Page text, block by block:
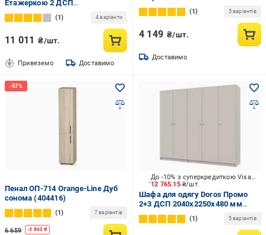
Етажеркою 2 ДСП
2034х1157х495 мм дуб сонома /
1 4 варіанти
11 011 ₴/шт.
Привеземо Доставимо
Дуб Сонома (M-35)
1 5 варіантів
4 149 ₴/шт.
Доставимо
Пенал ОП-714 Orange-Line Дуб
сонома (404416)
1 7 варіантів
6 659 -3 862 ₴
12 765.15 ₴/шт.
До -10% з суперкредиткою Visa Вигода
Шафа для одягу Doros Промо
2+3 ДСП 2040х2250х480 мм
кашемір /
1 5 варіантів